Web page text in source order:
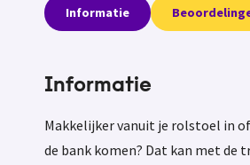
Informatie
Informatie
Makkelijker vanuit je rolstoel in
de bank komen? Dat kan met de